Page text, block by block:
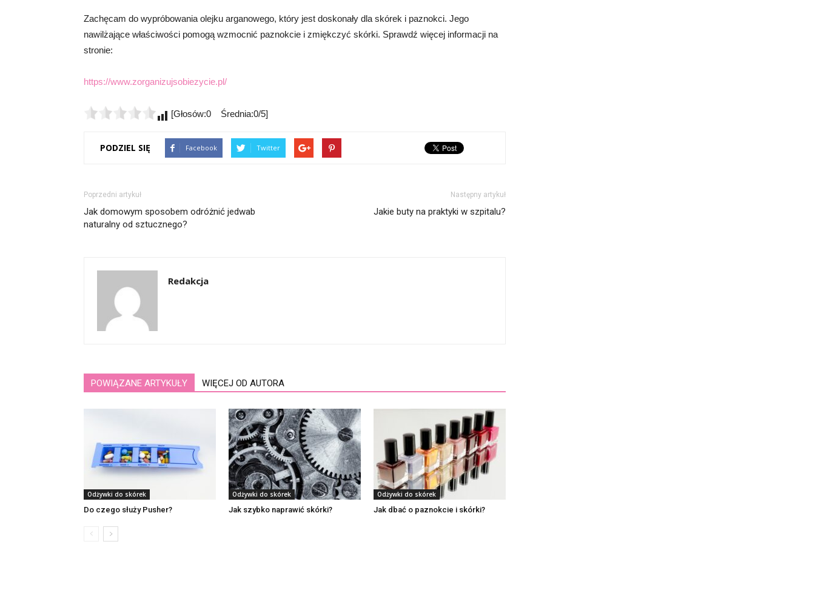
Zachęcam do wypróbowania olejku arganowego, który jest doskonały dla skórek i paznokci. Jego
nawilżające właściwości pomogą wzmocnić paznokcie i zmiękczyć skórki. Sprawdź więcej informacji na
stronie:
https://www.zorganizujsobiezycie.pl/
[Głosów:0 Średnia:0/5]
PODZIEL SIĘ Facebook Twitter
Poprzedni artykuł
Jak domowym sposobem odróżnić jedwab
naturalny od sztucznego?
Następny artykuł
Jakie buty na praktyki w szpitalu?
Redakcja
POWIĄZANE ARTYKUŁY WIĘCEJ OD AUTORA
Odżywki do skórek
Do czego służy Pusher?
Odżywki do skórek
Jak szybko naprawić skórki?
Odżywki do skórek
Jak dbać o paznokcie i skórki?